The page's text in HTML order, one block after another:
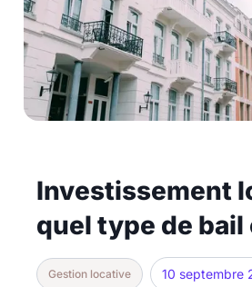
Investissement
quel type de
Gestion locative 10 septembre